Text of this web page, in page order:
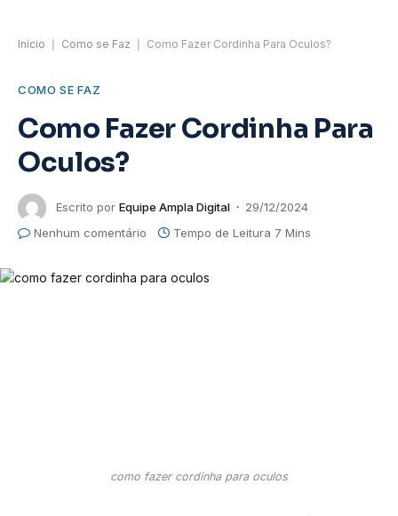
Início Como se Faz Como Fazer Cordinha Para Oculos?
COMO SE FAZ
Como Fazer Cordinha Para
Oculos?
Escrito por Equipe Ampla Digital
29/12/2024
Nenhum comentário
Tempo de Leitura 7 Mins
como fazer cordinha para oculos